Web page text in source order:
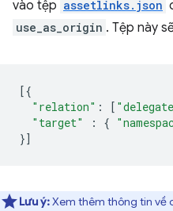
vào tệp assetlinks.json
use_as_origin . Tệp này
[{
"relation" : [
"target"
: {
}]
Lưu ý:Xem thêm thông tin về